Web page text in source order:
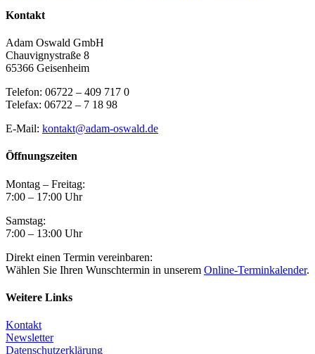
Kontakt
Adam Oswald GmbH
Chauvignystraße 8
65366 Geisenheim
Telefon: 06722 – 409 717 0
Telefax: 06722 – 7 18 98
E-Mail: kontakt@adam-oswald.de
Öffnungszeiten
Montag – Freitag:
7:00 – 17:00 Uhr
Samstag:
7:00 – 13:00 Uhr
Direkt einen Termin vereinbaren:
Wählen Sie Ihren Wunschtermin in unserem Online-Terminkalender.
Weitere Links
Kontakt
Newsletter
Datenschutzerklärung